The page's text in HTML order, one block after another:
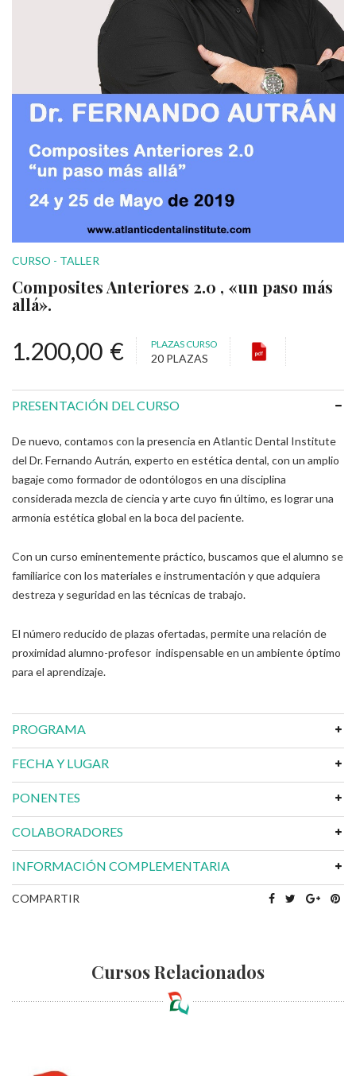
CURSO - TALLER
Composites Anteriores 2.0 , «un paso más
allá».
1.200,00 € PLAZAS CURSO
20 PLAZAS
PRESENTACIÓN DEL CURSO
De nuevo, contamos con la presencia en Atlantic Dental Institute
del Dr. Fernando Autrán, experto en estética dental, con un amplio
bagaje como formador de odontólogos en una disciplina
considerada mezcla de ciencia y arte cuyo fin último, es lograr una
armonía estética global en la boca del paciente.
Con un curso eminentemente práctico, buscamos que el alumno se
familiarice con los materiales e instrumentación y que adquiera
destreza y seguridad en las técnicas de trabajo.
El número reducido de plazas ofertadas, permite una relación de
proximidad alumno-profesor indispensable en un ambiente óptimo
para el aprendizaje.
PROGRAMA
FECHA Y LUGAR
PONENTES
COLABORADORES
INFORMACIÓN COMPLEMENTARIA
COMPARTIR
Cursos Relacionados